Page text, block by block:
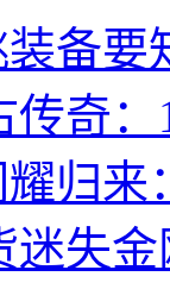
备要
传奇
归
迷失